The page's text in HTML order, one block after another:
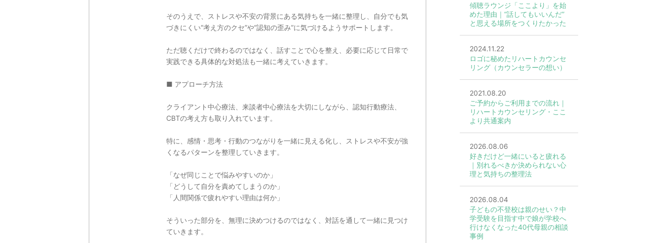
そのうえで、ストレスや不安の背景にある気持ちを一緒に整理し、自分でも気
づきにくい“考え方のクセ”や“認知の歪み”に気づけるようサポートします。
ただ聴くだけで終わるのではなく、話すことで心を整え、必要に応じて日常で
実践できる具体的な対処法も一緒に考えていきます。
■ アプローチ方法
クライアント中心療法、来談者中心療法を大切にしながら、認知行動療法、
CBTの考え方も取り入れています。
特に、感情・思考・行動のつながりを一緒に見える化し、ストレスや不安が強
くなるパターンを整理していきます。
「なぜ同じことで悩みやすいのか」
「どうして自分を責めてしまうのか」
「人間関係で疲れやすい理由は何か」
そういった部分を、無理に決めつけるのではなく、対話を通して一緒に見つけ
ていきます。
傾聴ラウンジ「ここより」を始
めた理由｜“話してもいいんだ”
と思える場所をつくりたかった
2024.11.22
ロゴに秘めたリハートカウンセ
リング（カウンセラーの想い）
2021.08.20
ご予約からご利用までの流れ｜
リハートカウンセリング・ここ
より共通案内
2026.08.06
好きだけど一緒にいると疲れる
｜別れるべきか決められない心
理と気持ちの整理法
2026.08.04
子どもの不登校は親のせい？中
学受験を目指す中で娘が学校へ
行けなくなった40代母親の相談
事例